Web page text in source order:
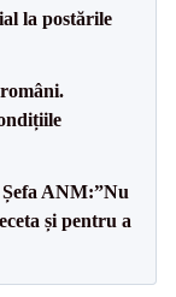
la postările
ANM:”Nu
și pentru a